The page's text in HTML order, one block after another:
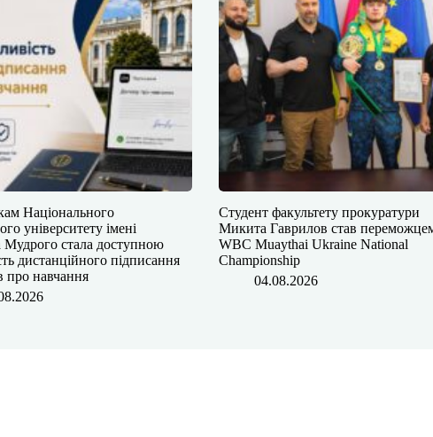
Національного
університету імені
Мудрого⁠ стала доступною
дистанційного підписання
про навчання
Студент факультету прокуратури
Микита Гаврилов став
WBC Muaythai Ukraine National
Championship
04.08.2026